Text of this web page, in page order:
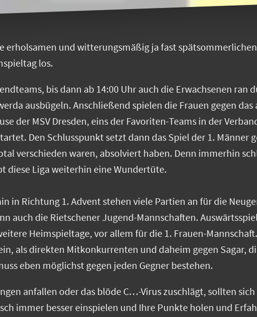
und witterungsmäßig ja fast
los.
bis dann ab 14:00 Uhr auch die Erwachsenen ran
ausbügeln. Anschließend spielen die Frauen gegen
der MSV Dresden, eins der Favoriten-Teams in der
Den Schlusspunkt setzt dann das Spiel der 1. Männer
verschieden waren, absolviert haben. Denn immerhin
diese Liga weiterhin eine Wundertüte.
in Richtung 1. Advent stehen viele Partien an für die
auch die Rietschener Jugend-Mannschaften.
Heimspieltage, vor allem für die 1. Frauen-
als direkten Mitkonkurrenten und daheim gegen Sagar,
eben möglichst gegen jeden Gegner bestehen.
anfallen oder das blöde C…-Virus zuschlägt, sollten
immer besser einspielen und Ihre Punkte holen und